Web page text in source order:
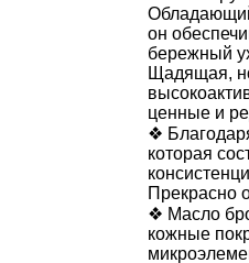
он
бережный
Щадящая,
ценные и
❖
которая
Прекрасно
❖ Масло
кожные